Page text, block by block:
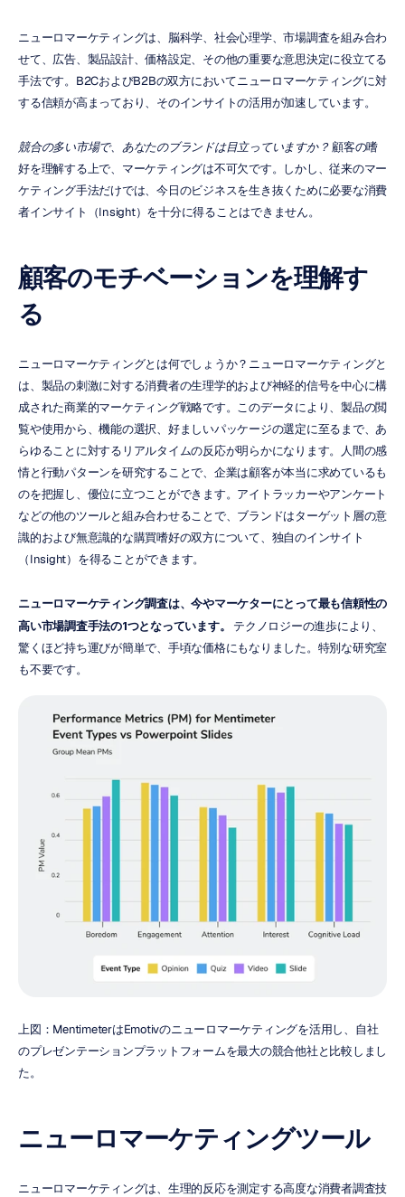
ニューロマーケティングは、脳科学、社会心理学、市場調査を組み合わ
せて、広告、製品設計、価格設定、その他の重要な意思決定に役立てる
手法です。B2CおよびB2Bの双方においてニューロマーケティングに対
する信頼が高まっており、そのインサイトの活用が加速しています。
競合の多い市場で、あなたのブランドは目立っていますか？ 顧客の嗜
好を理解する上で、マーケティングは不可欠です。しかし、従来のマー
ケティング手法だけでは、今日のビジネスを生き抜くために必要な消費
者インサイト（Insight）を十分に得ることはできません。
顧客のモチベーションを理解す
る
ニューロマーケティングとは何でしょうか？ニューロマーケティングと
は、製品の刺激に対する消費者の生理学的および神経的信号を中心に構
成された商業的マーケティング戦略です。このデータにより、製品の閲
覧や使用から、機能の選択、好ましいパッケージの選定に至るまで、あ
らゆることに対するリアルタイムの反応が明らかになります。人間の感
情と行動パターンを研究することで、企業は顧客が本当に求めているも
のを把握し、優位に立つことができます。アイトラッカーやアンケート
などの他のツールと組み合わせることで、ブランドはターゲット層の意
識的および無意識的な購買嗜好の双方について、独自のインサイト
（Insight）を得ることができます。
ニューロマーケティング調査は、今やマーケターにとって最も信頼性の
高い市場調査手法の1つとなっています。
テクノロジーの進歩により、
驚くほど持ち運びが簡単で、手頃な価格にもなりました。特別な研究室
も不要です。
上図：MentimeterはEmotivのニューロマーケティングを活用し、自社
のプレゼンテーションプラットフォームを最大の競合他社と比較しまし
た。
ニューロマーケティングツール
ニューロマーケティングは、生理的反応を測定する高度な消費者調査技